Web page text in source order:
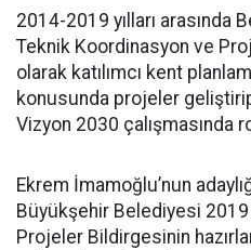
2014-2019 yılları arasında
Teknik Koordinasyon ve
olarak katılımcı kent
konusunda projeler
Vizyon 2030 çalışmasında
Ekrem İmamoğlu’nun
Büyükşehir Belediyesi
Projeler Bildirgesinin